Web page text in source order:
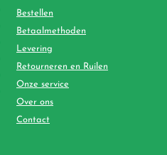
Bestellen
Betaalmethoden
Levering
Retourneren en Ruilen
Onze service
Over ons
Contact